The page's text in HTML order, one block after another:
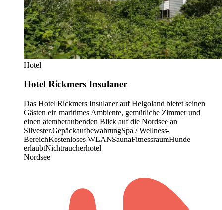
Hotel
Hotel Rickmers Insulaner
Das Hotel Rickmers Insulaner auf Helgoland bietet seinen
Gästen ein maritimes Ambiente, gemütliche Zimmer und
einen atemberaubenden Blick auf die Nordsee an
Silvester.GepäckaufbewahrungSpa / Wellness-
BereichKostenloses WLANSaunaFitnessraumHunde
erlaubtNichtraucherhotel
Nordsee